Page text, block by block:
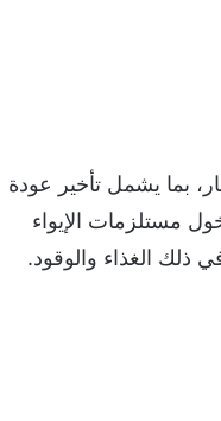
بما يشمل تأخير عودة
مستلزمات الإيواء
ذلك الغذاء والوقود.